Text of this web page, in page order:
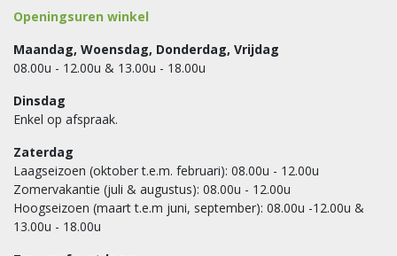
Openingsuren winkel
Maandag, Woensdag, Donderdag, Vrijdag
08.00u - 12.00u & 13.00u - 18.00u
Dinsdag
Enkel op afspraak.
Zaterdag
Laagseizoen (oktober t.e.m. februari): 08.00u - 12.00u
Zomervakantie (juli & augustus): 08.00u - 12.00u
Hoogseizoen (maart t.e.m juni, september): 08.00u -12.00u &
13.00u - 18.00u